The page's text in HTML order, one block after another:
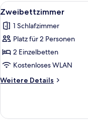
Alle
Fotos
für
Zweibettzimmer
anzeigen
1
Zweibettzimmer
1 Schlafzimmer
Platz für 2 Personen
2 Einzelbetten
Kostenloses WLAN
Weitere Details
Weitere